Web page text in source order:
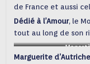
de France et aussi
Dédié à l’Amour, le
tout au long de son
Marguerite d’Autriche